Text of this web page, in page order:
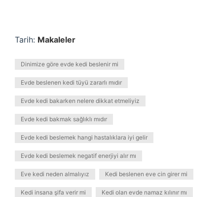
Tarih: Makaleler
Dinimize göre evde kedi beslenir mi
Evde beslenen kedi tüyü zararlı mıdır
Evde kedi bakarken nelere dikkat etmeliyiz
Evde kedi bakmak sağlıklı mıdır
Evde kedi beslemek hangi hastalıklara iyi gelir
Evde kedi beslemek negatif enerjiyi alır mı
Eve kedi neden almalıyız Kedi beslenen eve cin girer mi
Kedi insana şifa verir mi Kedi olan evde namaz kılınır mı